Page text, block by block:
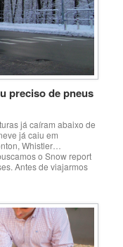
preciso de pneus
já caíram abaixo de
já caiu em
Whistler…
o Snow report
Antes de viajarmos